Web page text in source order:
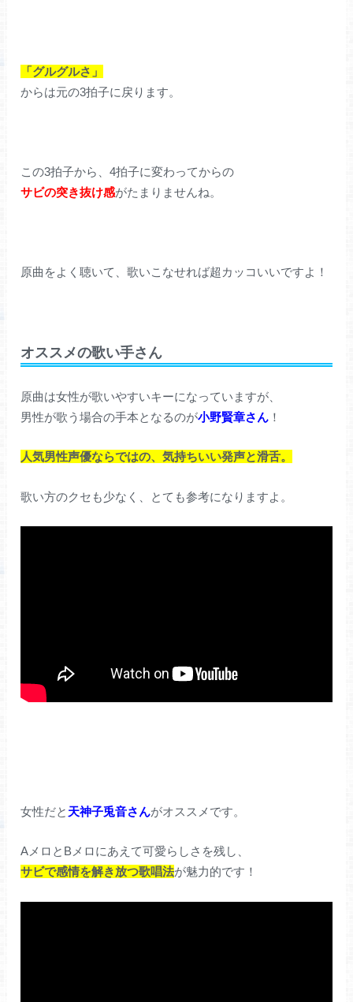
「グルグルさ」
からは元の3拍子に戻ります。
この3拍子から、4拍子に変わってからの
サビの突き抜け感がたまりませんね。
原曲をよく聴いて、歌いこなせれば超カッコいいですよ！
オススメの歌い手さん
原曲は女性が歌いやすいキーになっていますが、
男性が歌う場合の手本となるのが小野賢章さん ！
人気男性声優ならではの、気持ちいい発声と滑舌。
歌い方のクセも少なく、とても参考になりますよ。
女性だと 天神子兎音さんがオススメです。
AメロとBメロにあえて可愛らしさを残し、
サビで感情を解き放つ歌唱法が魅力的です！